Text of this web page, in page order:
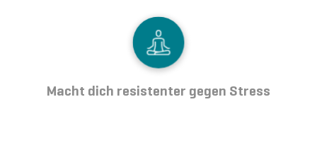
Macht dich resistenter gegen Stress